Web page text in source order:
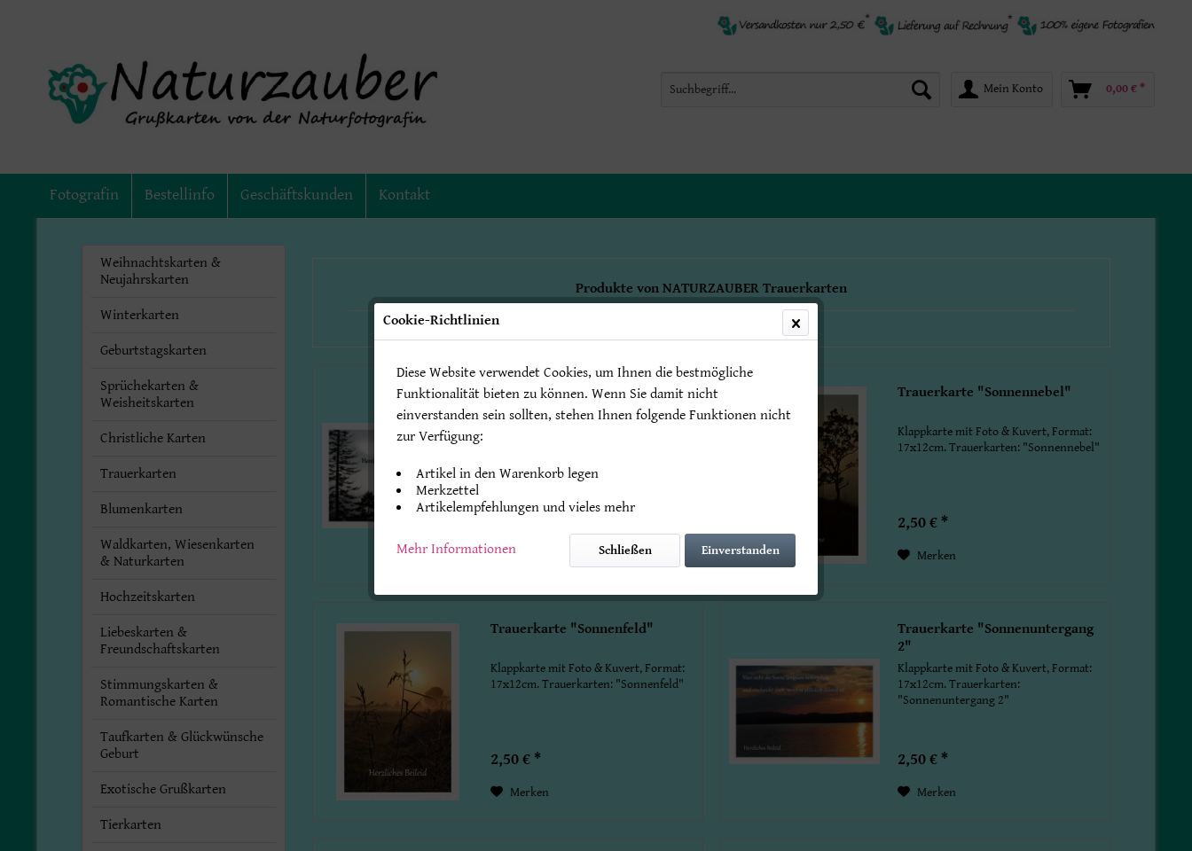
Mein Konto 0,00 € *
Fotografin Bestellinfo Geschäftskunden Kontakt
Weihnachtskarten &
Neujahrskarten
Winterkarten
Geburtstagskarten
Sprüchekarten &
Weisheitskarten
Christliche Karten
Trauerkarten
Blumenkarten
Waldkarten, Wiesenkarten
& Naturkarten
Hochzeitskarten
Liebeskarten &
Freundschaftskarten
Stimmungskarten &
Romantische Karten
Taufkarten & Glückwünsche
Geburt
Exotische Grußkarten
Tierkarten
Produkte von NATURZAUBER Trauerkarten
Trauerkarte "Zaubernebel"
Merken
Trauerkarte "Sonnennebel"
Klappkarte mit Foto & Kuvert, Format:
17x12cm. Trauerkarten: "Sonnennebel"
2,50 € *
Merken
Trauerkarte "Sonnenfeld"
Klappkarte mit Foto & Kuvert, Format:
17x12cm. Trauerkarten: "Sonnenfeld"
2,50 € *
Merken
Trauerkarte "Sonnenuntergang
2"
Klappkarte mit Foto & Kuvert, Format:
17x12cm. Trauerkarten:
"Sonnenuntergang 2"
2,50 € *
Merken
Cookie-Richtlinien
Diese Website verwendet Cookies, um Ihnen die bestmögliche
Funktionalität bieten zu können. Wenn Sie damit nicht
einverstanden sein sollten, stehen Ihnen folgende Funktionen nicht
zur Verfügung:
Artikel in den Warenkorb legen
Merkzettel
Artikelempfehlungen und vieles mehr
Mehr Informationen Einverstanden
Schließen